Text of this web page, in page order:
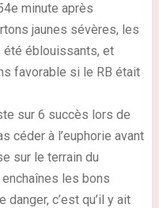
minute après
jaunes sévères, les
été éblouissants, et
favorable si le RB était
sur 6 succès lors de
céder à l’euphorie avant
sur le terrain du
enchaînes les bons
c’est qu’il y ait